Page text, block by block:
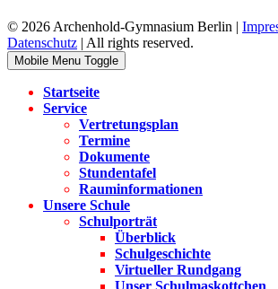
© 2026 Archenhold-Gymnasium Berlin |
Datenschutz | All rights reserved.
Mobile Menu Toggle
Startseite
Service
Vertretungsplan
Termine
Dokumente
Stundentafel
Rauminformationen
Unsere Schule
Schulporträt
Überblick
Schulgeschichte
Virtueller Rundgang